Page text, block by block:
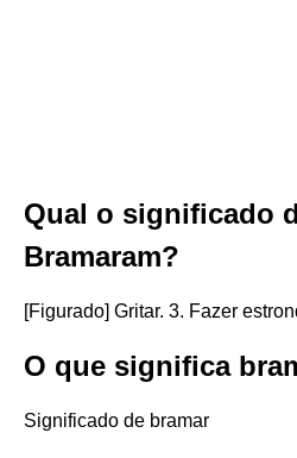
Qual o significado
Bramaram?
[Figurado] Gritar. 3. Fazer
O que significa
Significado de bramar